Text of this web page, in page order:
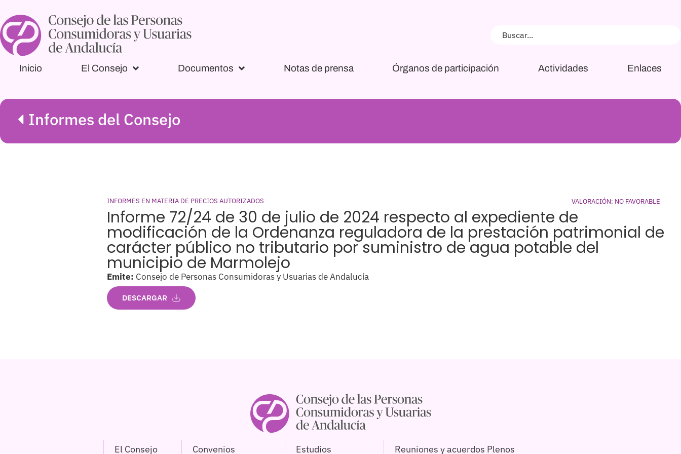
Inicio El Consejo Documentos Notas de prensa Órganos de participación Actividades Enlaces
Informes del Consejo
INFORMES EN MATERIA DE PRECIOS AUTORIZADOS VALORACIÓN: NO FAVORABLE
Informe 72/24 de 30 de julio de 2024 respecto al expediente de
modificación de la Ordenanza reguladora de la prestación patrimonial de
carácter público no tributario por suministro de agua potable del
municipio de Marmolejo
Emite: Consejo de Personas Consumidoras y Usuarias de Andalucía
DESCARGAR
El Consejo Convenios Estudios Reuniones y acuerdos Plenos